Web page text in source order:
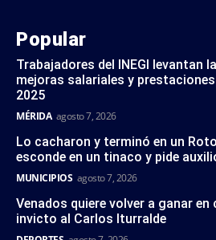
Popular
Trabajadores del INEGI levantan
mejoras salariales y
2025
MÉRIDA agosto 7, 2026
Lo cacharon y terminó en un
esconde en un tinaco y pide
MUNICIPIOS agosto 7, 2026
Venados quiere volver a ganar
invicto al Carlos Iturralde